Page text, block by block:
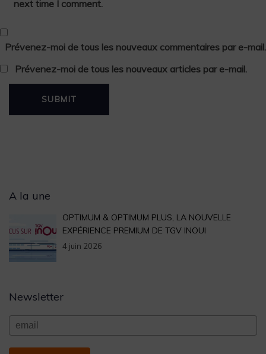
next time I comment.
Prévenez-moi de tous les nouveaux commentaires par e-mail.
Prévenez-moi de tous les nouveaux articles par e-mail.
A la une
OPTIMUM & OPTIMUM PLUS, LA NOUVELLE
EXPÉRIENCE PREMIUM DE TGV INOUI
4 juin 2026
Newsletter
Archives